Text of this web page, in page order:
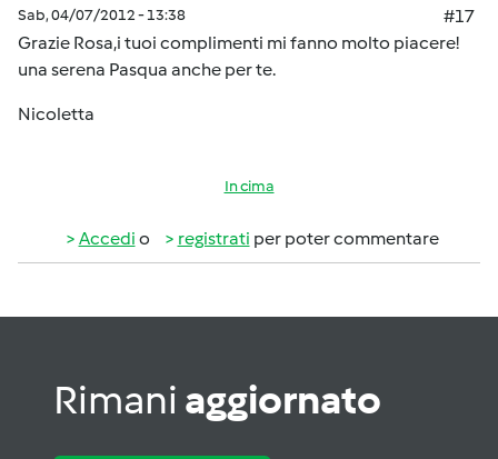
Sab, 04/07/2012 - 13:38
#17
Grazie Rosa,i tuoi complimenti mi fanno molto piacere!
una serena Pasqua anche per te.
Nicoletta
In cima
Accedi o registrati per poter commentare
Rimani aggiornato